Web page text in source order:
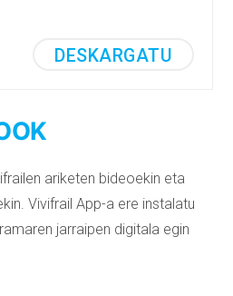
DESKARGATU
ariketen bideoekin eta
Vivifrail App-a ere instalatu
jarraipen digitala egin